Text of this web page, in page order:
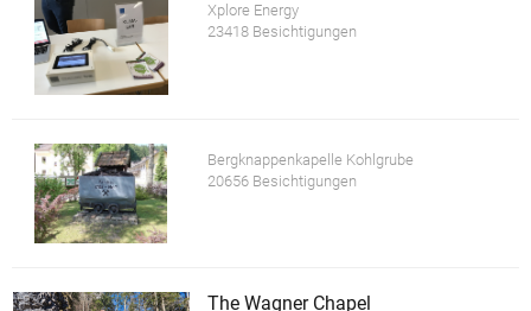
Xplore Energy
23418 Besichtigungen
Bergknappenkapelle Kohlgrube
20656 Besichtigungen
The Wagner Chapel